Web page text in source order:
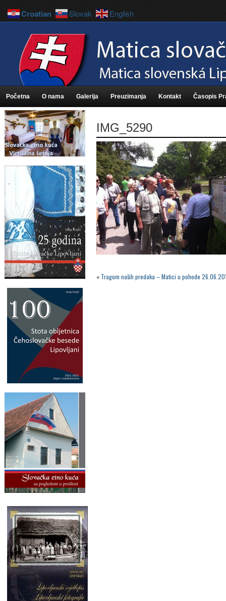
Početna O nama Galerija Preuzimanja Kontakt Časopis
IMG_5290
« Tragom naših predaka – Matici u pohode
Croatian Slovak English